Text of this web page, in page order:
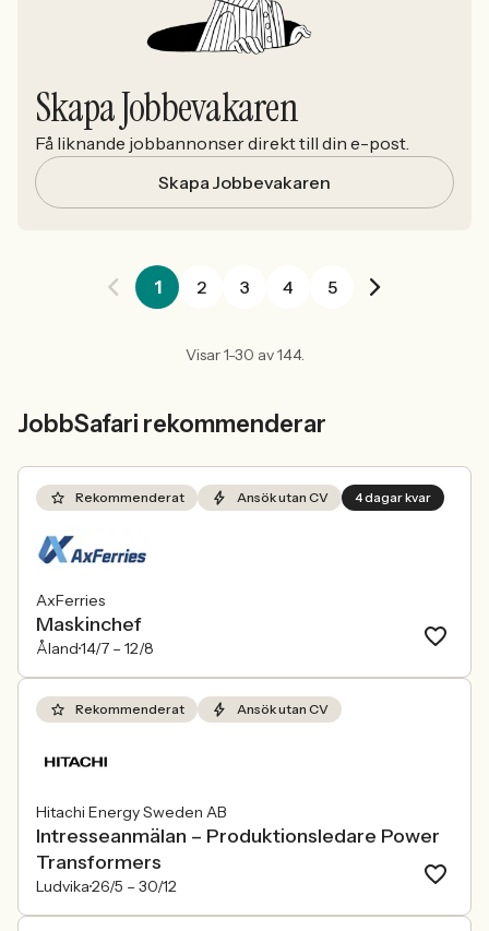
Skapa Jobbevakaren
Få liknande jobbannonser direkt till din e-post.
Skapa Jobbevakaren
1 2 3 4 5
Visar 1-30 av 144.
JobbSafari rekommenderar
Rekommenderat Ansök utan CV 4 dagar kvar
AxFerries
Maskinchef
Åland14/7 – 12/8
Rekommenderat Ansök utan CV
Hitachi Energy Sweden AB
Intresseanmälan – Produktionsledare Power
Transformers
Ludvika26/5 – 30/12